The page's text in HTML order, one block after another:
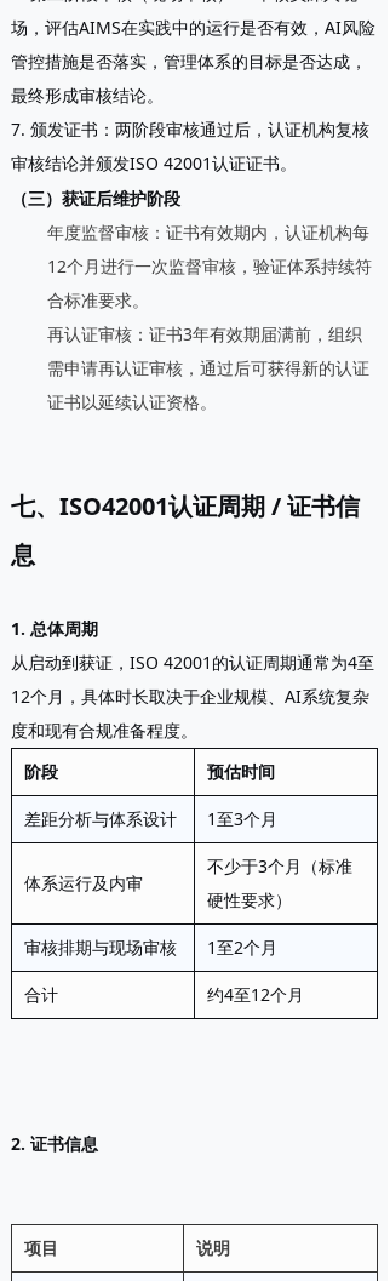
场，评估AIMS在实践中的运行是否有效，AI风险
管控措施是否落实，管理体系的目标是否达成，
最终形成审核结论。
7. 颁发证书 ：两阶段审核通过后，认证机构复核
审核结论并颁发ISO 42001认证证书。
（三）获证后维护阶段
年度监督审核 ：证书有效期内，认证机构每
12个月进行一次监督审核，验证体系持续符
合标准要求。
再认证审核 ：证书3年有效期届满前，组织
需申请再认证审核，通过后可获得新的认证
证书以延续认证资格。
七、ISO42001认证周期 / 证书信
息
1. 总体周期
从启动到获证，ISO 42001的认证周期通常为4至
12个月 ，具体时长取决于企业规模、AI系统复杂
度和现有合规准备程度。
阶段
预估时间
差距分析与体系设计 1至3个月
体系运行及内审
不少于3个月（标准
硬性要求）
审核排期与现场审核 1至2个月
合计 约4至12个月
2. 证书信息
项目 说明